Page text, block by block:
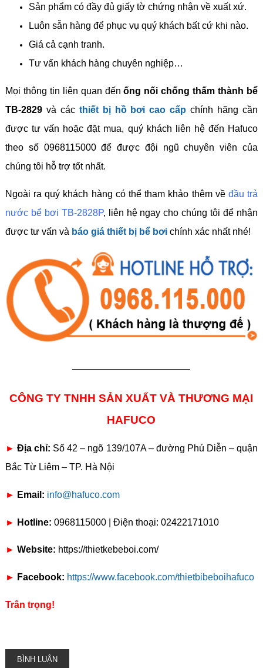
Sản phẩm có đầy đủ giấy tờ chứng nhận về xuất xứ.
Luôn sẵn hàng để phục vụ quý khách bất cứ khi nào.
Giá cả cạnh tranh.
Tư vấn khách hàng chuyên nghiệp…
Mọi thông tin liên quan đếnống nối chống thấm thành bể
TB-2829và các thiết bị hồ bơi cao cấp chính hãng cần
được tư vấn hoặc đặt mua, quý khách liên hệ đến Hafuco
theo số 0968115000 để được đội ngũ chuyên viên của
chúng tôi hỗ trợ tốt nhất.
Ngoài ra quý khách hàng có thể tham khảo thêm về đầu trả
nước bể bơi TB-2828P, liên hệ ngay cho chúng tôi để nhận
được tư vấn và báo giá thiết bị bể bơichính xác nhất nhé!
————————————–
CÔNG TY TNHH SẢN XUẤT VÀ THƯƠNG MẠI
HAFUCO
► Địa chỉ: Số 42 – ngõ 139/107A – đường Phú Diễn – quận
Bắc Từ Liêm – TP. Hà Nội
► Email: info@hafuco.com
► Hotline: 0968115000 | Điện thoại: 02422171010
► Website: https://thietkebeboi.com/
► Facebook: https://www.facebook.com/thietbibeboihafuco
Trân trọng!
BÌNH LUẬN